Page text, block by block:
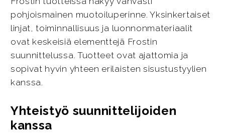
pohjoismainen muotoiluperinne. Yksinkertaiset
linjat, toiminnallisuus ja luonnonmateriaalit
ovat keskeisiä elementtejä Frostin
suunnittelussa. Tuotteet ovat ajattomia ja
sopivat hyvin yhteen erilaisten sisustustyylien
kanssa.
Yhteistyö suunnittelijoiden
kanssa